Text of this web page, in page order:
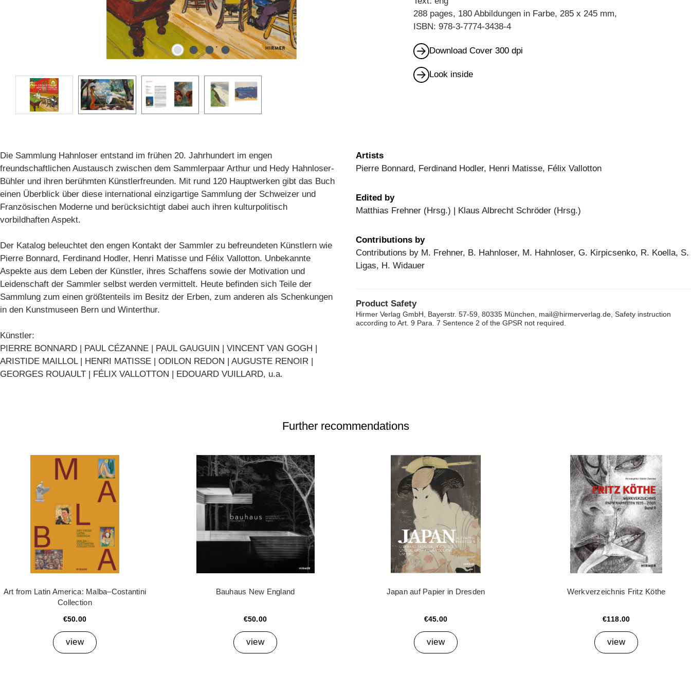
288 pages, 180 Abbildungen in Farbe, 285 x 245 mm,
ISBN: 978-3-7774-3438-4
Download Cover 300 dpi
Look inside
Die Sammlung Hahnloser entstand im frühen 20. Jahrhundert im engen
freundschaftlichen Austausch zwischen dem Sammlerpaar Arthur und Hedy Hahnloser-
Bühler und ihren berühmten Künstlerfreunden. Mit rund 120 Hauptwerken gibt das Buch
einen Überblick über diese international einzigartige Sammlung der Schweizer und
Französischen Moderne und berücksichtigt dabei auch ihren kulturpolitisch
vorbildhaften Aspekt.
Der Katalog beleuchtet den engen Kontakt der Sammler zu befreundeten Künstlern wie
Pierre Bonnard, Ferdinand Hodler, Henri Matisse und Félix Vallotton. Unbekannte
Aspekte aus dem Leben der Künstler, ihres Schaffens sowie der Motivation und
Leidenschaft der Sammler selbst werden vermittelt. Heute befinden sich Teile der
Sammlung zum einen größtenteils im Besitz der Erben, zum anderen als Schenkungen
in den Kunstmuseen Bern und Winterthur.
Künstler:
PIERRE BONNARD | PAUL CÉZANNE | PAUL GAUGUIN | VINCENT VAN GOGH |
ARISTIDE MAILLOL | HENRI MATISSE | ODILON REDON | AUGUSTE RENOIR |
GEORGES ROUAULT | FÉLIX VALLOTTON | EDOUARD VUILLARD, u.a.
Artists
Pierre Bonnard, Ferdinand Hodler, Henri Matisse, Félix Vallotton
Edited by
Matthias Frehner (Hrsg.) | Klaus Albrecht Schröder (Hrsg.)
Contributions by
Contributions by M. Frehner, B. Hahnloser, M. Hahnloser, G. Kirpicsenko, R. Koella, S.
Ligas, H. Widauer
Product Safety
Hirmer Verlag GmbH, Bayerstr. 57-59, 80335 München, mail@hirmerverlag.de, Safety instruction
according to Art. 9 Para. 7 Sentence 2 of the GPSR not required.
Further recommendations
Art from Latin America: Malba–Costantini
Collection
€50.00
view
Bauhaus New England
€50.00
view
Japan auf Papier in Dresden
€45.00
view
Werkverzeichnis Fritz Köthe
€118.00
view